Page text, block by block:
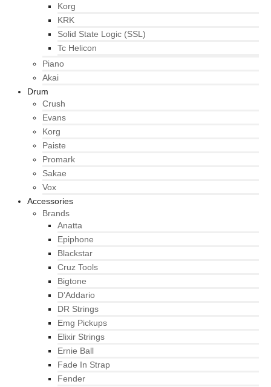
Korg
KRK
Solid State Logic (SSL)
Tc Helicon
Piano
Akai
Drum
Crush
Evans
Korg
Paiste
Promark
Sakae
Vox
Accessories
Brands
Anatta
Epiphone
Blackstar
Cruz Tools
Bigtone
D’Addario
DR Strings
Emg Pickups
Elixir Strings
Ernie Ball
Fade In Strap
Fender